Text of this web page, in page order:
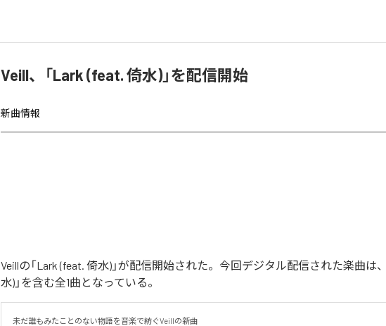
Veill、「Lark (feat. 倚水)」を配信開始
新曲情報
Veillの「Lark (feat. 倚水)」が配信開始された。今回デジタル配信された楽曲は
水)」を含む全1曲となっている。
未だ誰もみたことのない物語を音楽で紡ぐVeillの新曲